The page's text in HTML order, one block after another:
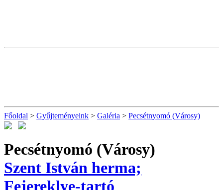
Főoldal > Gyűjteményeink > Galéria > Pecsétnyomó (Városy)
Pecsétnyomó (Városy)
Szent István herma;
Fejereklye-tartó